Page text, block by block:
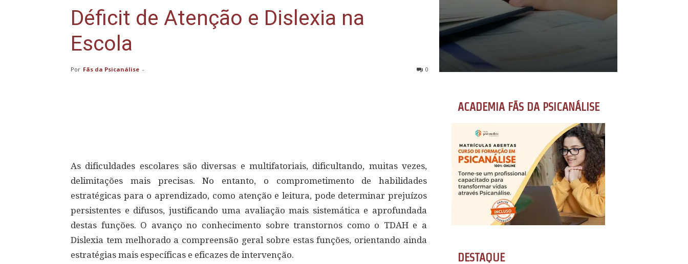
Déficit de Atenção e Dislexia na
Escola
Por Fãs da Psicanálise - 0
As dificuldades escolares são diversas e multifatoriais, dificultando, muitas vezes,
delimitações mais precisas. No entanto, o comprometimento de habilidades
estratégicas para o aprendizado, como atenção e leitura, pode determinar prejuízos
persistentes e difusos, justificando uma avaliação mais sistemática e aprofundada
destas funções. O avanço no conhecimento sobre transtornos como o TDAH e a
Dislexia tem melhorado a compreensão geral sobre estas funções, orientando ainda
estratégias mais específicas e eficazes de intervenção.
ACADEMIA FÃS DA PSICANÁLISE
DESTAQUE